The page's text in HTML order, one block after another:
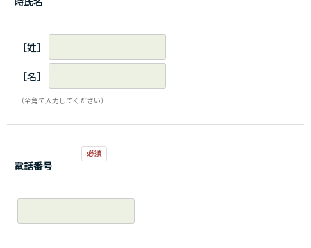
［姓］
［名］
（全角で入力してください）
電話番号